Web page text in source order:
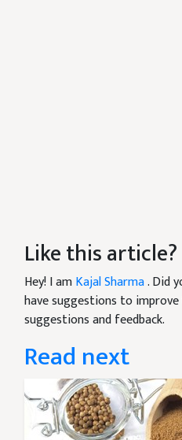
Like this article?
Hey! I amKajal Sharma. Did
have suggestions to
suggestions and feedback.
Read next